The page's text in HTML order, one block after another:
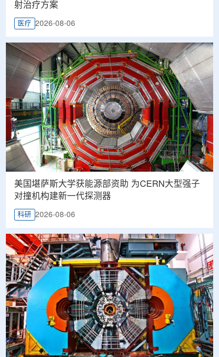
射治疗方案
医疗 2026-08-06
美国堪萨斯大学获能源部资助 为CERN大型强子
对撞机构建新一代探测器
科研 2026-08-06